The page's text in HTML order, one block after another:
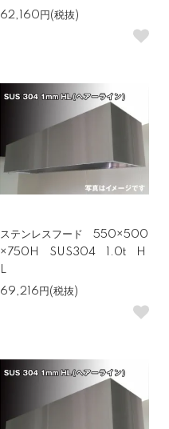
62,160円(税抜)
ステンレスフード 550×500
×750H SUS304 1.0t H
L
69,216円(税抜)